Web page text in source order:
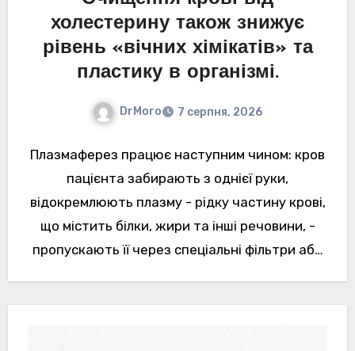
холестерину також знижує
рівень «вічних хімікатів» та
пластику в організмі.
DrMoro 7 серпня, 2026
Плазмаферез працює наступним чином: кров
пацієнта забирають з однієї руки,
відокремлюють плазму - рідку частину крові,
що містить білки, жири та інші речовини, -
пропускають її через спеціальні фільтри або